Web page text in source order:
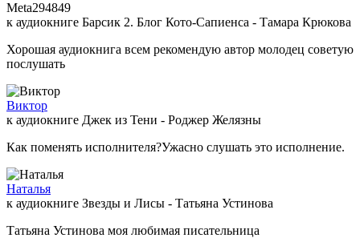
Meta294849
к аудиокниге Барсик 2. Блог Кото-Сапиенса - Тамара Крюкова
Хорошая аудиокнига всем рекомендую автор молодец советую
послушать
Виктор
к аудиокниге Джек из Тени - Роджер Желязны
Как поменять исполнителя?Ужасно слушать это исполнение.
Наталья
к аудиокниге Звезды и Лисы - Татьяна Устинова
Татьяна Устинова моя любимая писательница